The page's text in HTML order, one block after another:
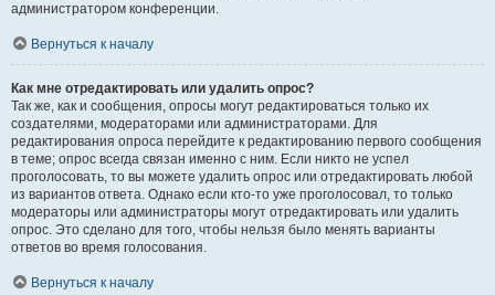
администратором конференции.
Вернуться к началу
Как мне отредактировать или удалить опрос?
Так же, как и сообщения, опросы могут редактироваться только их
создателями, модераторами или администраторами. Для
редактирования опроса перейдите к редактированию первого сообщения
в теме; опрос всегда связан именно с ним. Если никто не успел
проголосовать, то вы можете удалить опрос или отредактировать любой
из вариантов ответа. Однако если кто-то уже проголосовал, то только
модераторы или администраторы могут отредактировать или удалить
опрос. Это сделано для того, чтобы нельзя было менять варианты
ответов во время голосования.
Вернуться к началу